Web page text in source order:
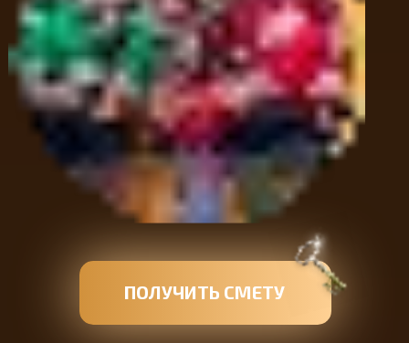
ПОЛУЧИТЬ СМЕТУ